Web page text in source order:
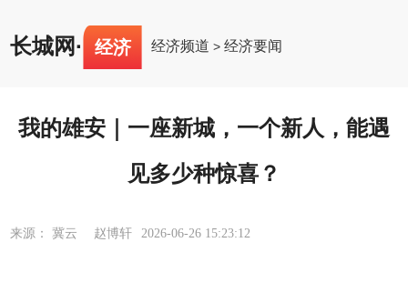
长城网· 经济 经济频道 >经济要闻
我的雄安｜一座新城，一个新人，能遇
见多少种惊喜？
来源： 冀云 赵博轩 2026-06-26 15:23:12